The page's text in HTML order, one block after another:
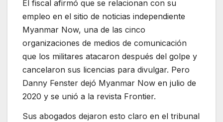
El fiscal afirmó que se relacionan con su
empleo en el sitio de noticias independiente
Myanmar Now, una de las cinco
organizaciones de medios de comunicación
que los militares atacaron después del golpe y
cancelaron sus licencias para divulgar. Pero
Danny Fenster dejó Myanmar Now en julio de
2020 y se unió a la revista Frontier.
Sus abogados dejaron esto claro en el tribunal